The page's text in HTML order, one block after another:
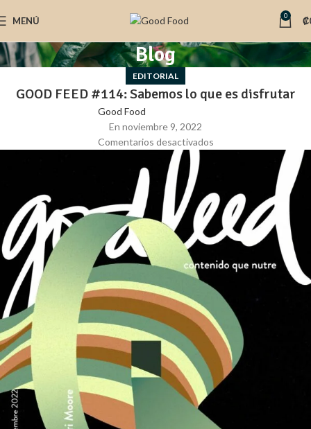
MENÚ 0 ₡
Blog
EDITORIAL
GOOD FEED #114: Sabemos lo que es disfrutar
Good Food
En noviembre 9, 2022
Comentarios desactivados